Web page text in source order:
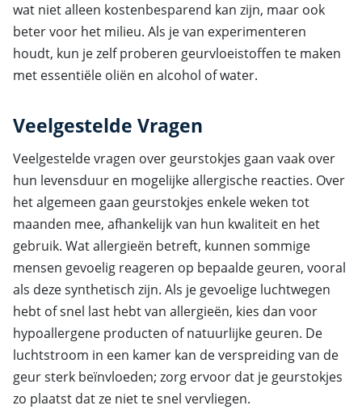
wat niet alleen kostenbesparend kan zijn, maar ook
beter voor het milieu. Als je van experimenteren
houdt, kun je zelf proberen geurvloeistoffen te maken
met essentiële oliën en alcohol of water.
Veelgestelde Vragen
Veelgestelde vragen over geurstokjes gaan vaak over
hun levensduur en mogelijke allergische reacties. Over
het algemeen gaan geurstokjes enkele weken tot
maanden mee, afhankelijk van hun kwaliteit en het
gebruik. Wat allergieën betreft, kunnen sommige
mensen gevoelig reageren op bepaalde geuren, vooral
als deze synthetisch zijn. Als je gevoelige luchtwegen
hebt of snel last hebt van allergieën, kies dan voor
hypoallergene producten of natuurlijke geuren. De
luchtstroom in een kamer kan de verspreiding van de
geur sterk beïnvloeden; zorg ervoor dat je geurstokjes
zo plaatst dat ze niet te snel vervliegen.